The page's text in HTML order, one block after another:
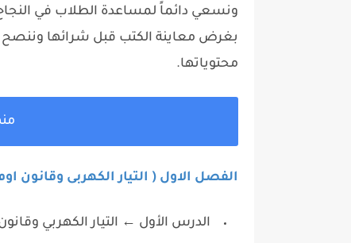
ونسعي دائماً لمساعدة الطلاب في
بغرض معاينة الكتب قبل شرائها
محتوياتها.
الفصل الاول ( التيار الكهربى وقانون
الدرس الأول ← التيار الكهربي